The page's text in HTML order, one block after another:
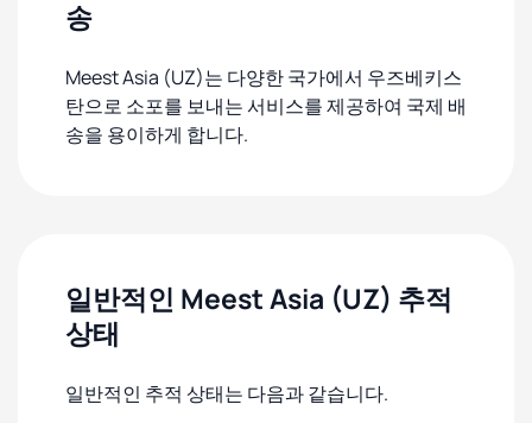
송
Meest Asia (UZ)는 다양한 국가에서 우즈베키스
탄으로 소포를 보내는 서비스를 제공하여 국제 배
송을 용이하게 합니다.
일반적인 Meest Asia (UZ) 추적
상태
일반적인 추적 상태는 다음과 같습니다.